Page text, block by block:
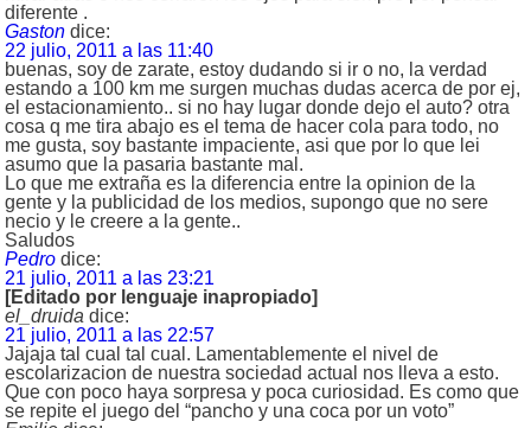
diferente .
Gaston dice:
22 julio, 2011 a las 11:40
buenas, soy de zarate, estoy dudando si ir o no, la verdad
estando a 100 km me surgen muchas dudas acerca de por ej,
el estacionamiento.. si no hay lugar donde dejo el auto? otra
cosa q me tira abajo es el tema de hacer cola para todo, no
me gusta, soy bastante impaciente, asi que por lo que lei
asumo que la pasaria bastante mal.
Lo que me extraña es la diferencia entre la opinion de la
gente y la publicidad de los medios, supongo que no sere
necio y le creere a la gente..
Saludos
Pedro dice:
21 julio, 2011 a las 23:21
[Editado por lenguaje inapropiado]
el_druida dice:
21 julio, 2011 a las 22:57
Jajaja tal cual tal cual. Lamentablemente el nivel de
escolarizacion de nuestra sociedad actual nos lleva a esto.
Que con poco haya sorpresa y poca curiosidad. Es como que
se repite el juego del “pancho y una coca por un voto”